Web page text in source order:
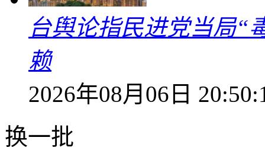
台舆论指民进党当局“
赖
2026年08月06日
换一批